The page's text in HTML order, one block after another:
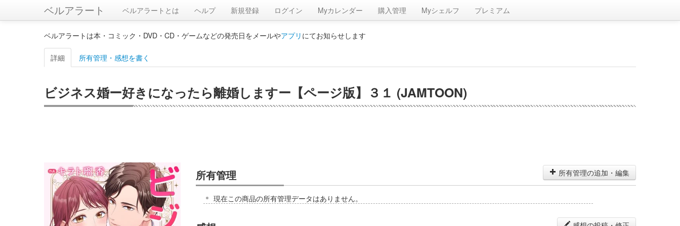
ベルアラート ベルアラートとは ヘルプ 新規登録 ログイン Myカレンダー 購入管理 Myシェルフ プレミアム
ベルアラートは本・コミック・DVD・CD・ゲームなどの発売日をメールやアプリ にてお知らせします
詳細 所有管理・感想を書く
ビジネス婚ー好きになったら離婚しますー【ページ版】３１ (JAMTOON)
所有管理 所有管理の追加・編集
現在この商品の所有管理データはありません。